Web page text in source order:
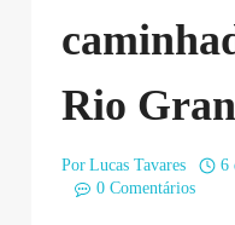
Rio
Por Lucas Tavares
6
0 Comentários